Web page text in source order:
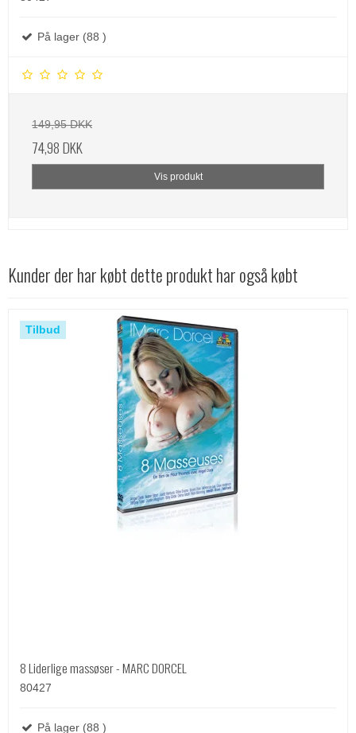
På lager (88 )
149,95 DKK
74,98 DKK
Vis produkt
Kunder der har købt dette produkt har også købt
Tilbud
8 Liderlige massøser - MARC DORCEL
80427
På lager (88 )